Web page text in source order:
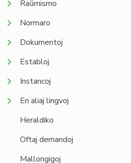
Raŭmismo
Normaro
Dokumentoj
Establoj
Instancoj
En aliaj lingvoj
Heraldiko
Oftaj demandoj
Mallongigoj